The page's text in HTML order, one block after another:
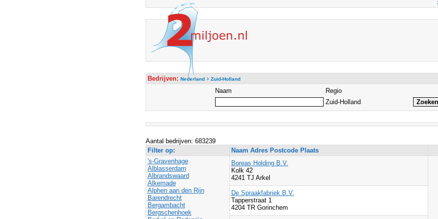
Bedrijven: Nederland› Zuid-Holland
Naam
Regio
Zuid-Holland
Aantal bedrijven: 683239
Filter op:
Naam Adres Postcode Plaats
's-Gravenhage
Alblasserdam
Albrandswaard
Alkemade
Alphen aan den Rijn
Barendrecht
Bergambacht
Bergschenhoek
Boreas Holding B.V.
Kolk 42
4241 TJ Arkel
De Spraakfabriek B.V.
Tapperstraat 1
4204 TR Gorinchem